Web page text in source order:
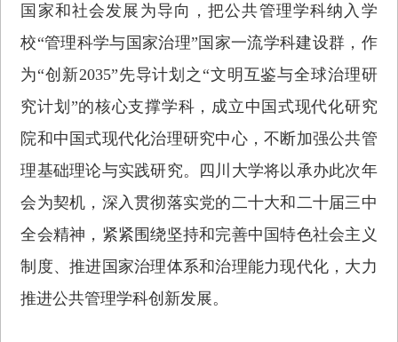
国家和社会发展为导向，把公共管理学科纳入学
校“管理科学与国家治理”国家一流学科建设群，作
为“创新2035”先导计划之“文明互鉴与全球治理研
究计划”的核心支撑学科，成立中国式现代化研究
院和中国式现代化治理研究中心，不断加强公共管
理基础理论与实践研究。四川大学将以承办此次年
会为契机，深入贯彻落实党的二十大和二十届三中
全会精神，紧紧围绕坚持和完善中国特色社会主义
制度、推进国家治理体系和治理能力现代化，大力
推进公共管理学科创新发展。